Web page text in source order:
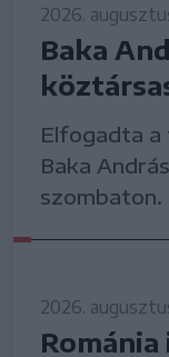
2026.
Baka
Elfogadta a
Baka
szombaton.
2026.